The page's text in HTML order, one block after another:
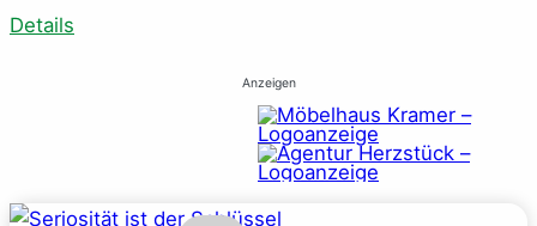
Details
Anzeigen